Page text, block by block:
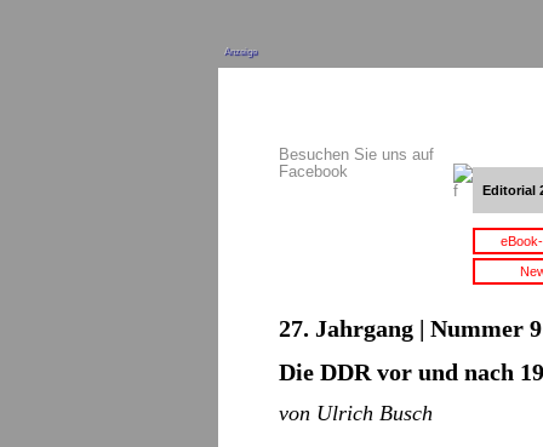
Anzeige
Besuchen Sie uns auf
Facebook
Editorial
27. Jahrgang | Nummer
Die DDR vor und nach
von Ulrich Busch